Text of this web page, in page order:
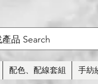
配色、配線套組 手紡